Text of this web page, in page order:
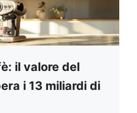
il valore del
i 13 miliardi di